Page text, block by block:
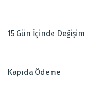
15 Gün İçinde Değişim
Kapıda Ödeme